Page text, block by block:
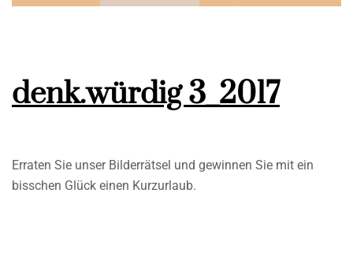
denk.würdig 3_2017
Erraten Sie unser Bilderrätsel und gewinnen Sie mit ein
bisschen Glück einen Kurzurlaub.